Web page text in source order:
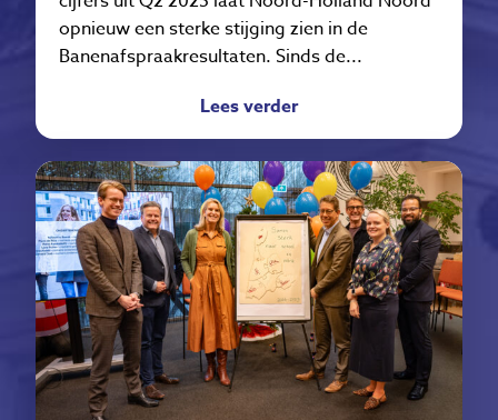
opnieuw een sterke stijging zien in de
Banenafspraakresultaten. Sinds de...
Lees verder